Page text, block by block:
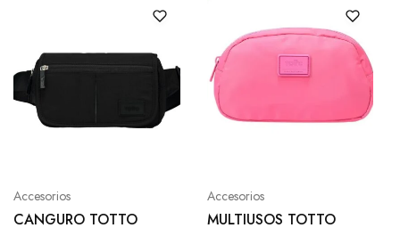
Accesorios
CANGURO TOTTO
Accesorios
MULTIUSOS TOTTO